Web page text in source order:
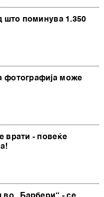
што поминува 1.350
фотографија може
врати - повеќе